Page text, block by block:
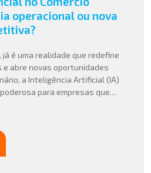
operacional ou nova
é uma realidade que redefine
abre novas oportunidades
a Inteligência Artificial (IA)
para empresas que
Mais do que automatizar
para interpretar dados